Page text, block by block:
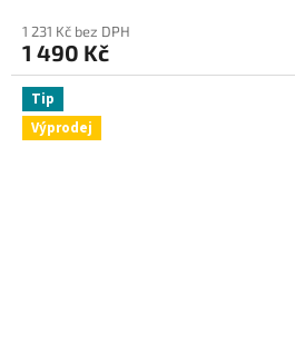
1 231 Kč bez DPH
1 490 Kč
Tip
Výprodej